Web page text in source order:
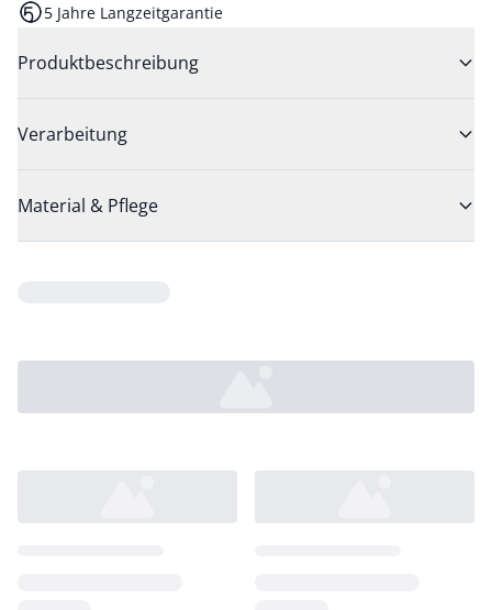
5 Jahre Langzeitgarantie
Produktbeschreibung
Verarbeitung
Material & Pflege